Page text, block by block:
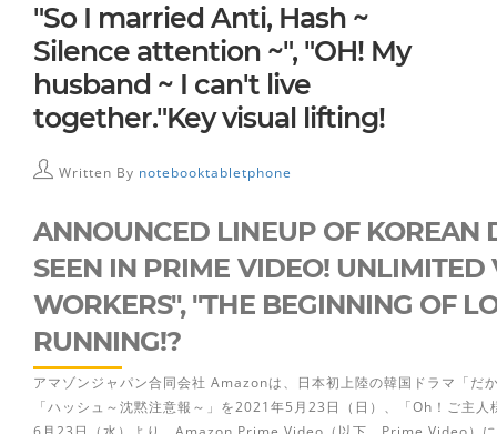
"So I married Anti, Hash ~
Silence attention ~", "OH! My
husband ~ I can't live
together."Key visual lifting!
Written By notebooktabletphone
ANNOUNCED LINEUP OF KOREAN
SEEN IN PRIME VIDEO!
WORKERS", "THE BEGINNING OF
RUNNING!?
アマゾンジャパン合同会社 Amazonは、日本初上陸の韓国ドラマ「
「ハッシュ～沈黙注意報～」を2021年5月23日（日）、「Oh！ご主